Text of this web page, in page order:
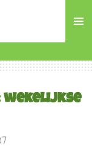
wekelijkse